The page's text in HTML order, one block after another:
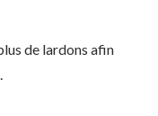
de lardons afin